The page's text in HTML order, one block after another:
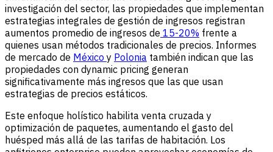
investigación del sector, las propiedades que implementan
estrategias integrales de gestión de ingresos registran
aumentos promedio de ingresos de 15-20% frente a
quienes usan métodos tradicionales de precios. Informes
de mercado de México y Polonia también indican que las
propiedades con dynamic pricing generan
significativamente más ingresos que las que usan
estrategias de precios estáticos.
Este enfoque holístico habilita venta cruzada y
optimización de paquetes, aumentando el gasto del
huésped más allá de las tarifas de habitación. Los